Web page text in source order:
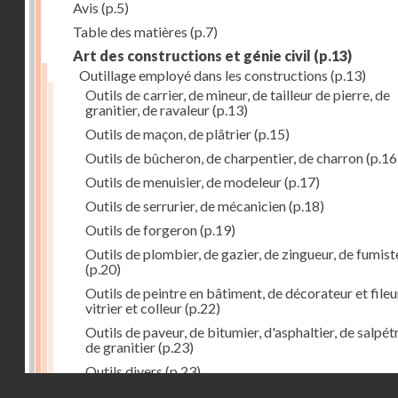
Avis (p.5)
Table des matières (p.7)
Art des constructions et génie civil (p.13)
Outillage employé dans les constructions (p.13)
Outils de carrier, de mineur, de tailleur de pierre, de
granitier, de ravaleur(p.13)
Outils de maçon, de plâtrier(p.15)
Outils de bûcheron, de charpentier, de charron
Outils de menuisier, de modeleur(p.17)
Outils de serrurier, de mécanicien(p.18)
Outils de forgeron(p.19)
Outils de plombier, de gazier, de zingueur, de
(p.20)
Outils de peintre en bâtiment, de décorateur et
vitrier et colleur(p.22)
Outils de paveur, de bitumier, d'asphaltier, de
de granitier(p.23)
Outils divers(p.23)